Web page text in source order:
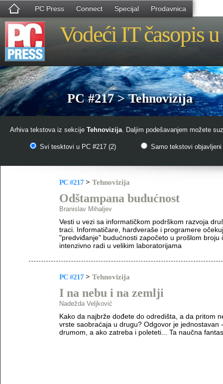
PC Press Connect Specijal Prodavnica
Vodeći IT časopis
PC #217 > Tehnovizija
Arhiva tekstova iz sekcije Tehnovizija. Daljim podešavanjem možete
Svi tesktovi u PC #217 (2) Samo tekstovi objavljeni
PC #217 > Tehnovizija
Odštampana budućnost
Branislav Mihaljev
Vesti u vezi sa informatičkom podrškom razvoja
traci. Informatičare, hardveraše i programere
"predviđanje" budućnosti započeto u prošlom
intenzivno radi u velikim laboratorijama
PC #217 > Tehnovizija
I na nebu i na zemlji
Nadežda Veljković
Kako da najbrže dođete do odredišta, a da pritom
vrste saobraćaja u drugu? Odgovor je
drumom, a ako zatreba i poleteti... Ta naučna